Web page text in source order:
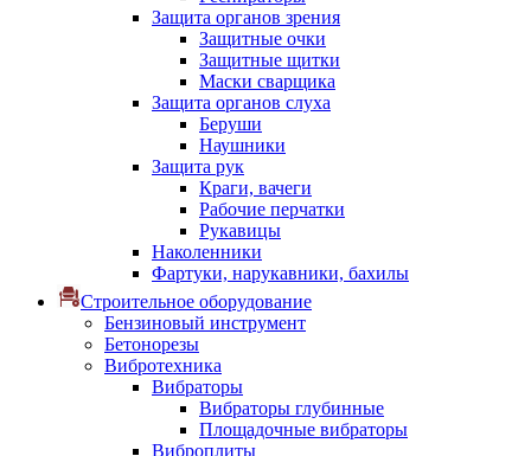
Защита органов зрения
Защитные очки
Защитные щитки
Маски сварщика
Защита органов слуха
Беруши
Наушники
Защита рук
Краги, вачеги
Рабочие перчатки
Рукавицы
Наколенники
Фартуки, нарукавники, бахилы
Строительное оборудование
Бензиновый инструмент
Бетонорезы
Вибротехника
Вибраторы
Вибраторы глубинные
Площадочные вибраторы
Виброплиты